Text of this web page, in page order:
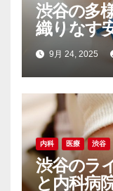
渋谷の多
織りなす
ク9月 24, 2025
内科 医療 渋谷
渋谷のラ
と内科病